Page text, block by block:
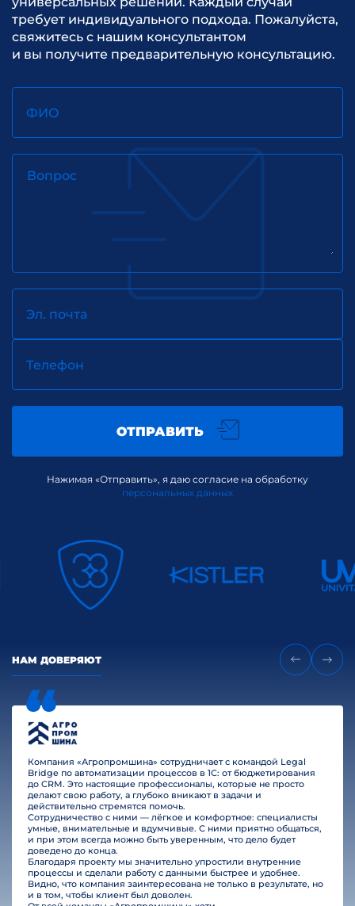
требует индивидуального подхода. Пожалуйста,
свяжитесь с нашим консультантом
и вы получите предварительную консультацию.
ФИО
Вопрос
Эл. почта
Телефон
ОТПРАВИТЬ
Нажимая «Отправить», я даю согласие на обработку
персональных данных
НАМ ДОВЕРЯЮТ
Компания «Агропромшина» сотрудничает с командой Legal
Bridge по автоматизации процессов в 1С: от бюджетирования
до CRM. Это настоящие профессионалы, которые не просто
делают свою работу, а глубоко вникают в задачи и
действительно стремятся помочь.
Сотрудничество с ними — лёгкое и комфортное: специалисты
умные, внимательные и вдумчивые. С ними приятно общаться,
и при этом всегда можно быть уверенным, что дело будет
доведено до конца.
Благодаря проекту мы значительно упростили внутренние
процессы и сделали работу с данными быстрее и удобнее.
Видно, что компания заинтересована не только в результате, но
и в том, чтобы клиент был доволен.